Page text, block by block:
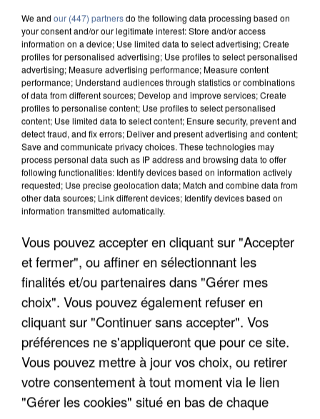
DE FAUNE SAUVAGE SONT...
We and our (447) partnersdo the following data processing based on
your consent and/or our legitimate interest: Store and/or access
information on a device; Use limited data to select advertising; Create
profiles for personalised advertising; Use profiles to select personalised
advertising; Measure advertising performance; Measure content
performance; Understand audiences through statistics or combinations
of data from different sources; Develop and improve services; Create
profiles to personalise content; Use profiles to select personalised
content; Use limited data to select content; Ensure security, prevent and
detect fraud, and fix errors; Deliver and present advertising and content;
Save and communicate privacy choices. These technologies may
process personal data such as IP address and browsing data to offer
following functionalities: Identify devices based on information actively
requested; Use precise geolocation data; Match and combine data from
other data sources; Link different devices; Identify devices based on
information transmitted automatically.
Vous pouvez accepter en cliquant sur "Accepter
et fermer", ou affiner en sélectionnant les
finalités et/ou partenaires dans "Gérer mes
choix". Vous pouvez également refuser en
cliquant sur "Continuer sans accepter". Vos
préférences ne s'appliqueront que pour ce site.
Vous pouvez mettre à jour vos choix, ou retirer
votre consentement à tout moment via le lien
"Gérer les cookies" situé en bas de chaque